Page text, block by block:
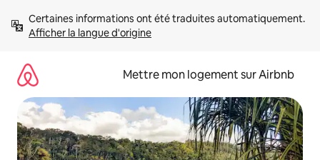
directement
Afficher la langue d'origine
Mettre mon logement sur Airbnb